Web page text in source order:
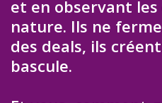
et en observant les
nature. Ils ne
des deals, ils
bascule.